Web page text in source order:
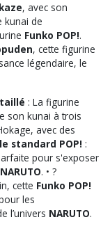
, avec son
kunai de
Funko POP!.
, cette figurine
légendaire, le
: La figurine
son kunai à trois
avec des
standard POP! :
pour s'exposer
NARUTO. • ?️
cette Funko POP!
les
l’univers NARUTO.